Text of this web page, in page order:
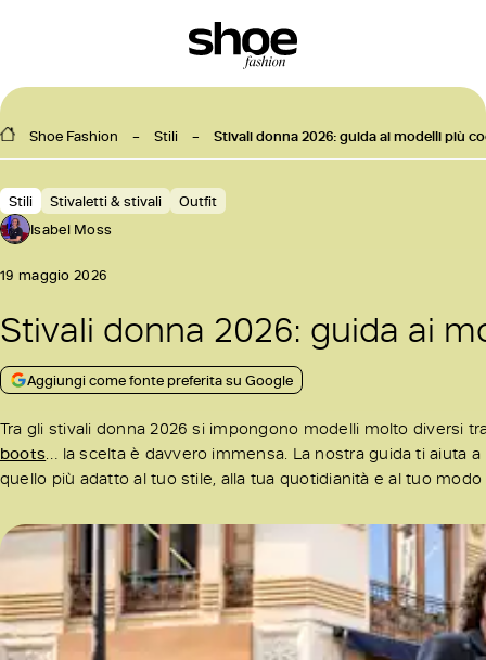
Shoe Fashion Stili Stivali donna 2026: guida ai modelli più
Stili Stivaletti & stivali
Outfit
Isabel Moss
19 maggio 2026
Stivali donna 2026: guida ai
Aggiungi come fonte preferita su Google
Tra gli stivali donna 2026 si impongono modelli molto diversi
boots… la scelta è davvero immensa. La nostra guida ti aiuta
quello più adatto al tuo stile, alla tua quotidianità e al tuo